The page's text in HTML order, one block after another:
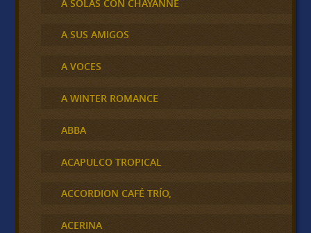
A SOLAS CON CHAYANNE
A SUS AMIGOS
A VOCES
A WINTER ROMANCE
ABBA
ACAPULCO TROPICAL
ACCORDION CAFÉ TRÍO,
ACERINA